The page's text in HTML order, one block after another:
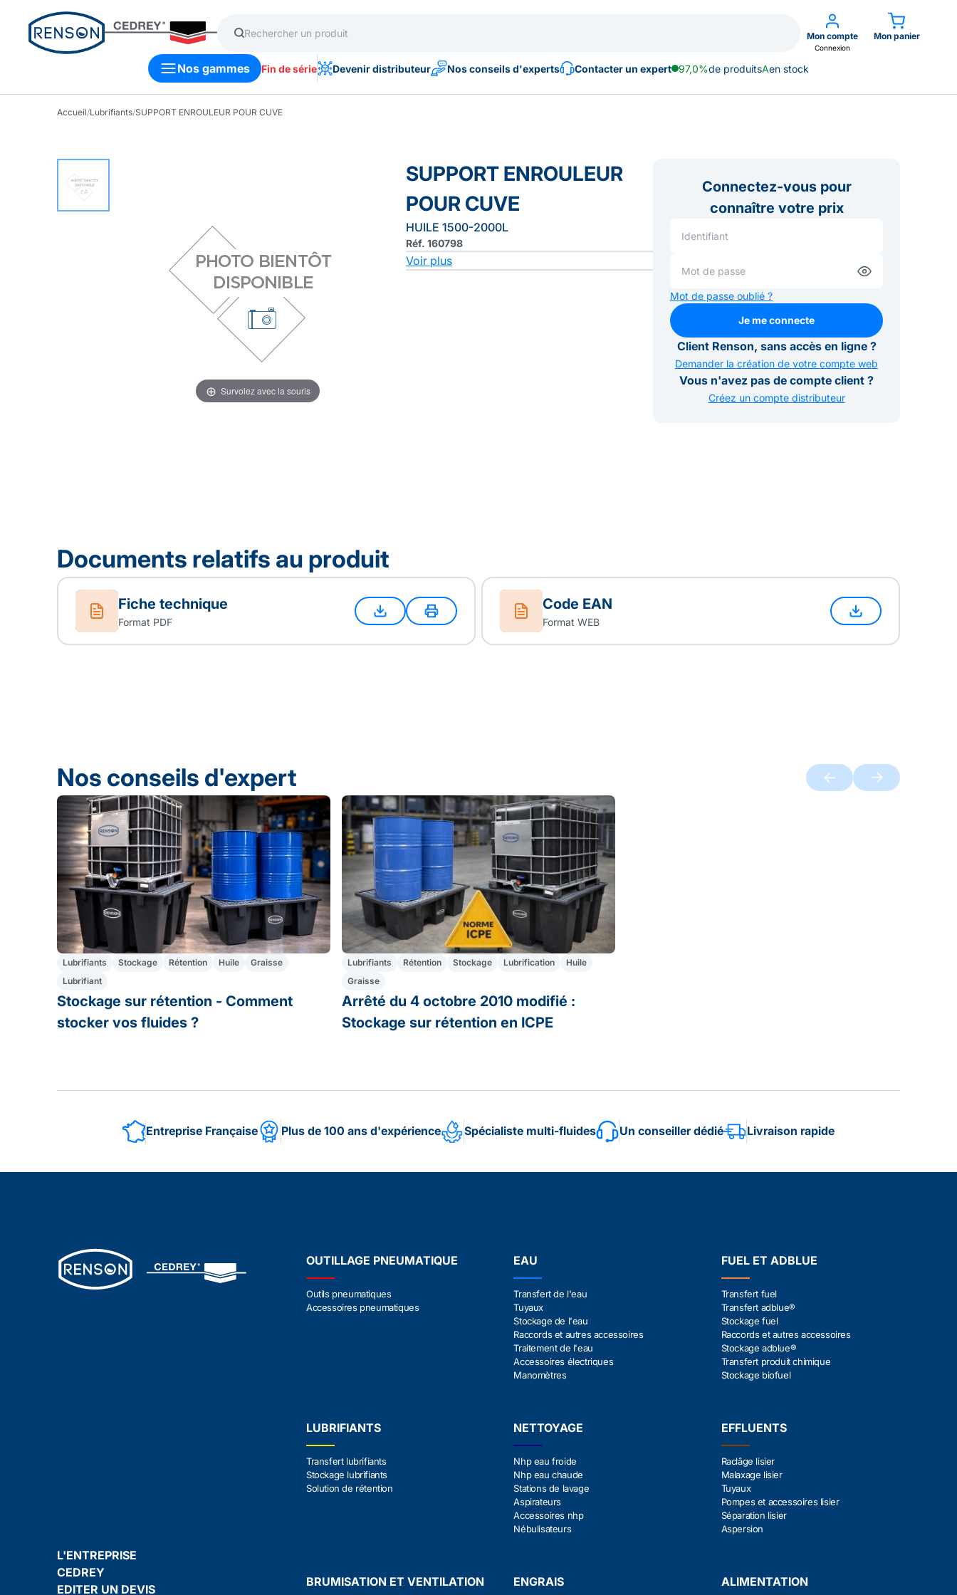
Mon compte
Connexion
Mon panier
Nos gammes Fin de série Devenir distributeur Nos conseils d'experts Contacter un expert 97,0%de produitsAen stock
Accueil/Lubrifiants/SUPPORT ENROULEUR POUR CUVE
Survolez avec la souris
SUPPORT ENROULEUR
POUR CUVE
HUILE 1500-2000L
Réf. 160798
Voir plus
Connectez-vous pour
connaître votre prix
Mot de passe oublié ?
Je me connecte
Client Renson, sans accès en ligne ?
Demander la création de votre compte web
Vous n'avez pas de compte client ?
Créez un compte distributeur
Documents relatifs au produit
Fiche technique
Format PDF
Code EAN
Format WEB
Nos conseils d'expert
Lubrifiants Stockage Rétention Huile
Graisse
Lubrifiant
Stockage sur rétention - Comment
stocker vos fluides ?
Lubrifiants Rétention Stockage Lubrification
Huile
Graisse
Arrêté du 4 octobre 2010 modifié :
Stockage sur rétention en ICPE
Entreprise Française Plus de 100 ans d'expérience Spécialiste multi-fluides Un conseiller dédié Livraison rapide
L'ENTREPRISE
CEDREY
EDITER UN DEVIS
OUTILLAGE PNEUMATIQUE
Outils pneumatiques
Accessoires pneumatiques
EAU
Transfert de l'eau
Tuyaux
Stockage de l'eau
Raccords et autres accessoires
Traitement de l'eau
Accessoires électriques
Manomètres
FUEL ET ADBLUE
Transfert fuel
Transfert adblue®
Stockage fuel
Raccords et autres accessoires
Stockage adblue®
Transfert produit chimique
Stockage biofuel
LUBRIFIANTS
Transfert lubrifiants
Stockage lubrifiants
Solution de rétention
NETTOYAGE
Nhp eau froide
Nhp eau chaude
Stations de lavage
Aspirateurs
Accessoires nhp
Nébulisateurs
EFFLUENTS
Raclâge lisier
Malaxage lisier
Tuyaux
Pompes et accessoires lisier
Séparation lisier
Aspersion
BRUMISATION ET VENTILATION ENGRAIS ALIMENTATION